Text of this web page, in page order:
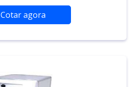
Cotar agora